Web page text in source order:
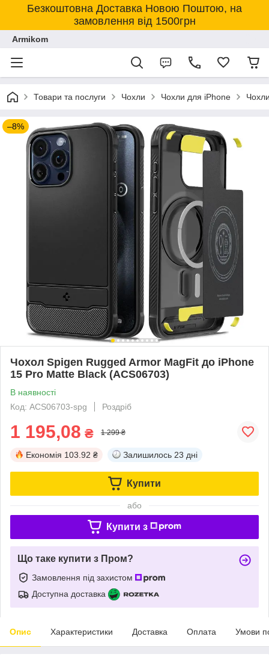
Безкоштовна Доставка Новою Поштою, на
замовлення від 1500грн
Armikom
Товари та послуги Чохли Чохли для iPhone
–8%
Чохол Spigen Rugged Armor MagFit до iPhone
15 Pro Matte Black (ACS06703)
В наявності
Код: ACS06703-spg
Роздріб
1 195,08 ₴ 1 299 ₴
Економія 103.92 ₴ Залишилось 23 дні
Купити
або
Купити з
Що таке купити з Пром?
Замовлення під захистом
Доступна доставка
Опис Характеристики Доставка Оплата Умови